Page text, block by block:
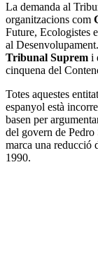
La demanda al
organitzacions com
Future, Ecologistes
al
Tribunal Suprem i
cinquena del
Totes aquestes
espanyol està
basen per
del govern de Pedro
marca una reducció
1990.